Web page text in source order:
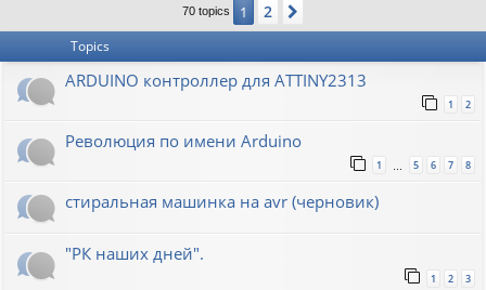
70 topics 1 2
Topics
ARDUINO контроллер для ATTINY2313
1 2
Революция по имени Arduino
1 … 5 6 7 8
стиральная машинка на avr (черновик)
"РК наших дней".
1 2 3